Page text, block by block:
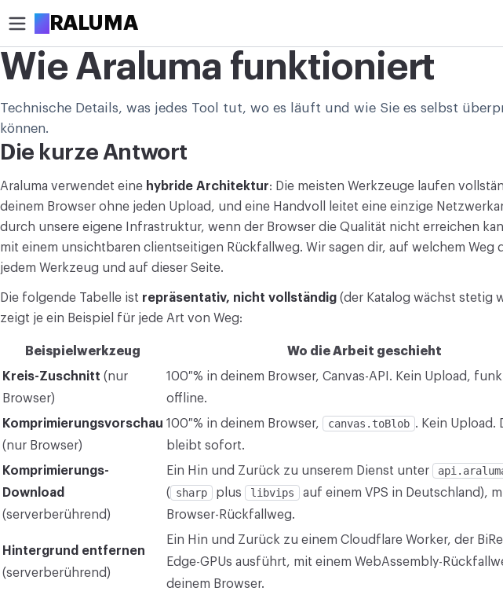
ARALUMA
ZUSCHNEIDEN
Bild rund zuschneiden
Bild zuschneiden
OPTIMIEREN
Bild komprimieren
Bild hochskalieren
Hintergrund entfernen
BEARBEITEN
KONVERTIEREN
Konvertieren
Wie Araluma funktioniert
Technische Details, was jedes Tool tut, wo es läuft und wie Sie es selbst
können.
Die kurze Antwort
Araluma verwendet eine hybride Architektur: Die meisten Werkzeuge laufen
deinem Browser ohne jeden Upload, und eine Handvoll leitet eine einzige
durch unsere eigene Infrastruktur, wenn der Browser die Qualität nicht erreichen
mit einem unsichtbaren clientseitigen Rückfallweg. Wir sagen dir, auf welchem Weg
jedem Werkzeug und auf dieser Seite.
Die folgende Tabelle ist repräsentativ, nicht vollständig (der Katalog wächst stetig
zeigt je ein Beispiel für jede Art von Weg:
Beispielwerkzeug
Wo die Arbeit geschieht
Kreis-Zuschnitt (nur
Browser)
100 % in deinem Browser, Canvas-API. Kein Upload,
offline.
Komprimierungsvorschau
(nur Browser)
100 % in deinem Browser, canvas.toBlob . Kein Upload.
bleibt sofort.
Komprimierungs-
Download
(serverberührend)
Ein Hin und Zurück zu unserem Dienst unter
( sharp plus libvips
auf einem VPS in Deutschland),
Browser-Rückfallweg.
Hintergrund entfernen
(serverberührend)
Ein Hin und Zurück zu einem Cloudflare Worker, der
Edge-GPUs ausführt, mit einem WebAssembly-
deinem Browser.